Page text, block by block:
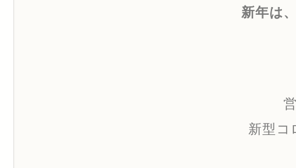
新年は
新型コ